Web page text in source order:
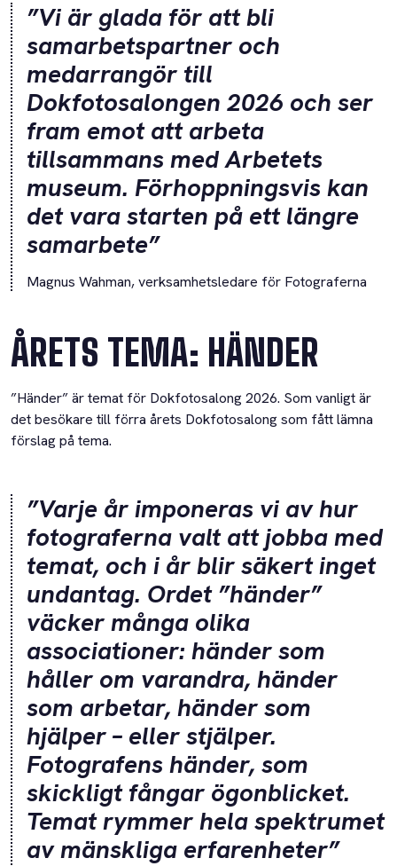
”Vi är glada för att bli
samarbetspartner och
medarrangör till
Dokfotosalongen 2026 och ser
fram emot att arbeta
tillsammans med Arbetets
museum. Förhoppningsvis kan
det vara starten på ett längre
samarbete”
Magnus Wahman, verksamhetsledare för Fotograferna
ÅRETS TEMA: HÄNDER
”Händer” är temat för Dokfotosalong 2026. Som vanligt är
det besökare till förra årets Dokfotosalong som fått lämna
förslag på tema.
”Varje år imponeras vi av hur
fotograferna valt att jobba med
temat, och i år blir säkert inget
undantag. Ordet ”händer”
väcker många olika
associationer: händer som
håller om varandra, händer
som arbetar, händer som
hjälper – eller stjälper.
Fotografens händer, som
skickligt fångar ögonblicket.
Temat rymmer hela spektrumet
av mänskliga erfarenheter”